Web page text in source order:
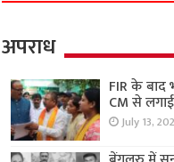
अपराध
FIR के बाद
CM से
July 13,